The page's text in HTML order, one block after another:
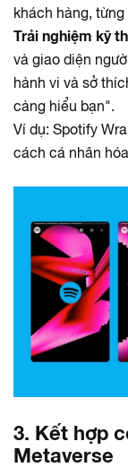
khách hàng,
Trải nghiệm kỹ
và giao diện
hành vi và sở
càng hiểu bạn".
Ví dụ:Spotify
cách cá nhân
3. Kết hợp
Metaverse